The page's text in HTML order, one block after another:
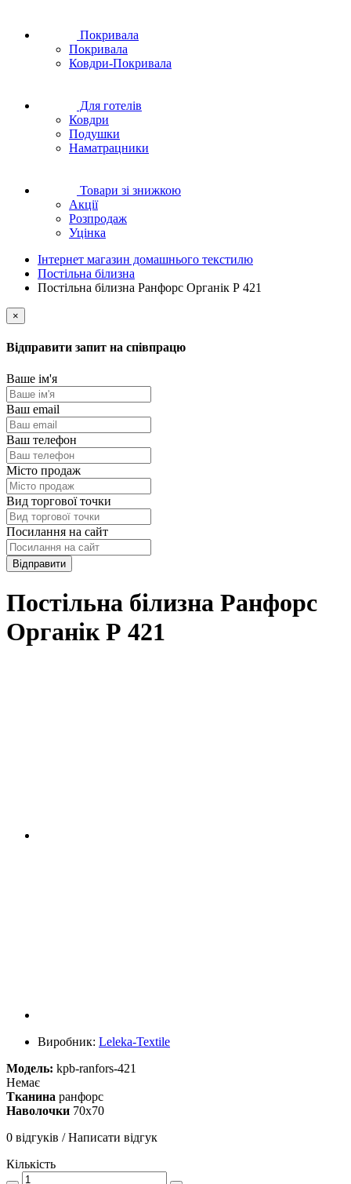
Покривала
Покривала
Ковдри-Покривала
Для готелів
Ковдри
Подушки
Наматрацники
Товари зі знижкою
Акції
Розпродаж
Уцінка
Інтернет магазин домашнього текстилю
Постільна білизна
Постільна білизна Ранфорс Органік Р 421
×
Відправити запит на співпрацю
Ваше ім'я
Ваш email
Ваш телефон
Місто продаж
Вид торгової точки
Посилання на сайт
Відправити
Постільна білизна Ранфорс
Органік Р 421
Виробник: Leleka-Textile
Модель: kpb-ranfors-421
Немає
Тканина ранфорс
Наволочки 70х70
0 відгуків /Написати відгук
Кількість